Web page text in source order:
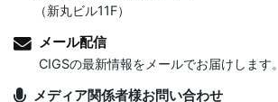
（新丸ビル11F）
メール配信
CIGSの最新情報をメールでお届けします。
メディア関係者様お問い合わせ